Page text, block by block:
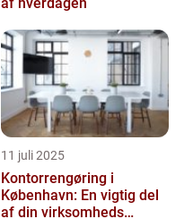
11 juli 2025
Kontorrengøring i
København: En vigtig del
af din virksomheds